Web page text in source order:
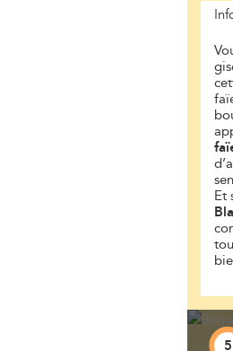
Et
5